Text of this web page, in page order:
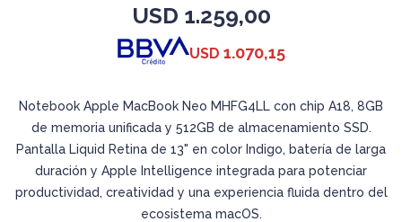
USD 1.259,00
USD 1.070,15
Notebook Apple MacBook Neo MHFG4LL con chip A18, 8GB
de memoria unificada y 512GB de almacenamiento SSD.
Pantalla Liquid Retina de 13" en color Indigo, batería de larga
duración y Apple Intelligence integrada para potenciar
productividad, creatividad y una experiencia fluida dentro del
ecosistema macOS.